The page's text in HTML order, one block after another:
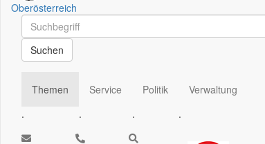
Oberösterreich
Schnellsuche
Schnellsuche
Suchen
Themen
.
Service
.
Politik
.
Verwaltung
.